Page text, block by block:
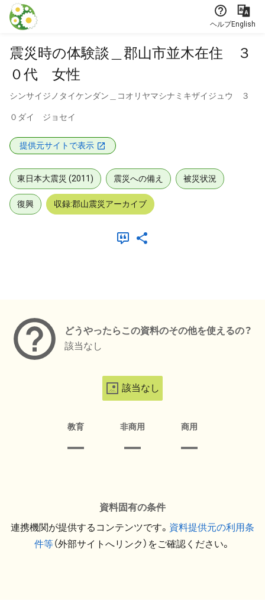
本文に飛ぶ
ヘルプEnglish
震災時の体験談＿郡山市並木在住 ３
０代 女性
シンサイジノタイケンダン＿コオリヤマシナミキザイジュウ ３
０ダイ ジョセイ
提供元サイトで表示
東日本大震災 (2011) 震災への備え 被災状況
復興 収録:郡山震災アーカイブ
どうやったらこの資料のその他を使えるの？
該当なし
該当なし
教育 非商用 商用
資料固有の条件
連携機関が提供するコンテンツです。 資料提供元の利用条
件等（外部サイトへリンク）をご確認ください。